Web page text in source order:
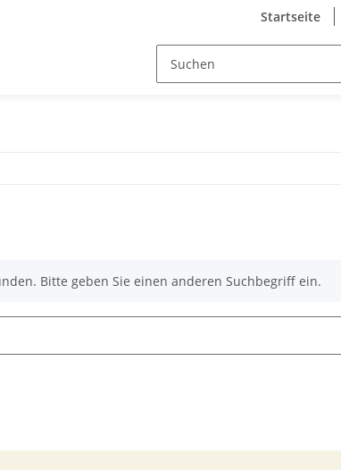
Startseite
Bitte geben Sie einen anderen Suchbegriff ein.